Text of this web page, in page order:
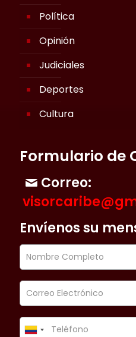
Política
Opinión
Judiciales
Deportes
Cultura
Formulario de
Correo:
Envíenos su